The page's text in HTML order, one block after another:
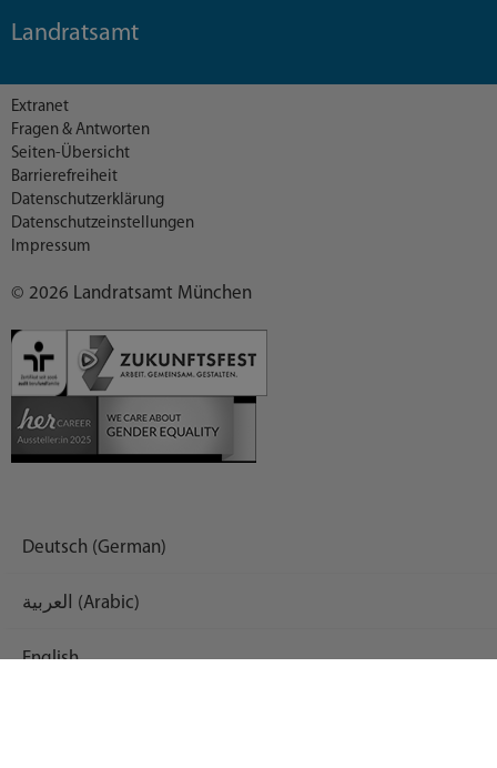
Landratsamt
© 2026 Landratsamt München
Extranet
Fragen & Antworten
Seiten-Übersicht
Barrierefreiheit
Datenschutzerklärung
Datenschutzeinstellungen
Impressum
Deutsch (German)
العربية (Arabic)
English